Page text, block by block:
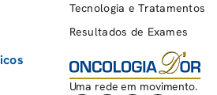
Tecnologia e Tratamentos
Resultados de Exames
Uma rede em movimento.